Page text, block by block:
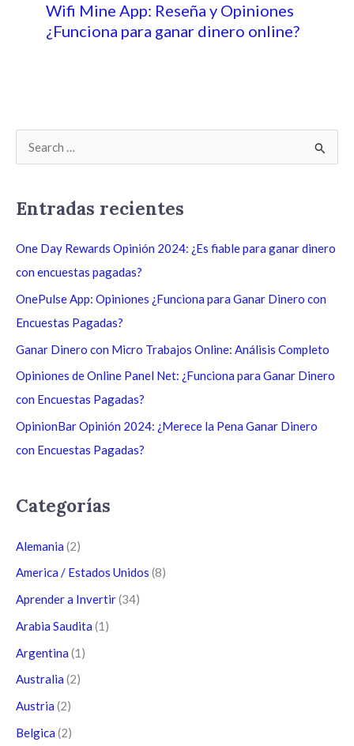
Wifi Mine App: Reseña y Opiniones
¿Funciona para ganar dinero online?
a
r
p
o
Entradas recientes
One Day Rewards Opinión 2024: ¿Es fiable para ganar dinero
con encuestas pagadas?
OnePulse App: Opiniones ¿Funciona para Ganar Dinero con
Encuestas Pagadas?
Ganar Dinero con Micro Trabajos Online: Análisis Completo
Opiniones de Online Panel Net: ¿Funciona para Ganar Dinero
con Encuestas Pagadas?
OpinionBar Opinión 2024: ¿Merece la Pena Ganar Dinero
con Encuestas Pagadas?
Categorías
Alemania (2)
America / Estados Unidos (8)
Aprender a Invertir(34)
Arabia Saudita (1)
Argentina (1)
Australia (2)
Austria (2)
Belgica (2)